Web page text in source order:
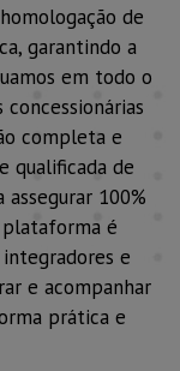
de
garantindo a
em todo o
completa e
qualificada de
100%
plataforma é
e
e acompanhar
prática e